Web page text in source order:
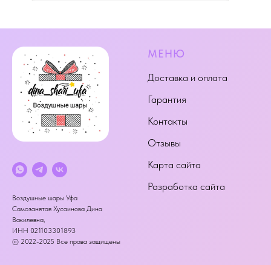
Воздушные шары Уфа
Самозанятая Хусаинова Дина
Вакилевна,
ИНН 021103301893
© 2022-2025 Все права защищены
МЕНЮ
Доставка и оплата
Гарантия
Контакты
Отзывы
Карта сайта
Разработка сайта